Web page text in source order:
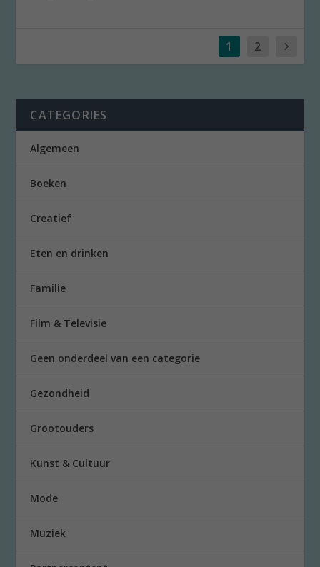
1 2
CATEGORIES
Algemeen
Boeken
Creatief
Eten en drinken
Familie
Film & Televisie
Geen onderdeel van een categorie
Gezondheid
Grootouders
Kunst & Cultuur
Mode
Muziek